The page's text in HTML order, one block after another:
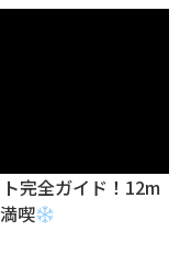
完全ガイド！12m
喫